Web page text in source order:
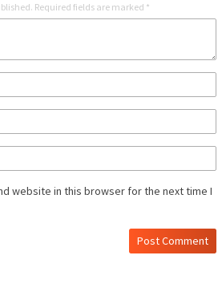
Required fields are marked *
website in this browser for the next time I